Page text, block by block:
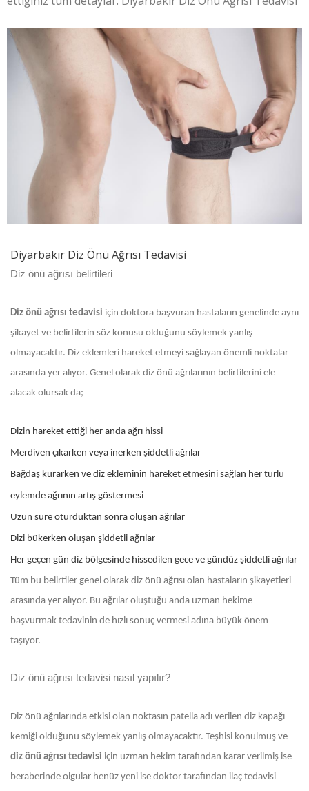
Diyarbakır Diz Önü Ağrısı Tedavisi
Diz önü ağrısı belirtileri
Diz önü ağrısı tedavisi için doktora başvuran hastaların genelinde aynı
şikayet ve belirtilerin söz konusu olduğunu söylemek yanlış
olmayacaktır. Diz eklemleri hareket etmeyi sağlayan önemli noktalar
arasında yer alıyor. Genel olarak diz önü ağrılarının belirtilerini ele
alacak olursak da;
Dizin hareket ettiği her anda ağrı hissi
Merdiven çıkarken veya inerken şiddetli ağrılar
Bağdaş kurarken ve diz ekleminin hareket etmesini sağlan her türlü
eylemde ağrının artış göstermesi
Uzun süre oturduktan sonra oluşan ağrılar
Dizi bükerken oluşan şiddetli ağrılar
Her geçen gün diz bölgesinde hissedilen gece ve gündüz şiddetli ağrılar
Tüm bu belirtiler genel olarak diz önü ağrısı olan hastaların şikayetleri
arasında yer alıyor. Bu ağrılar oluştuğu anda uzman hekime
başvurmak tedavinin de hızlı sonuç vermesi adına büyük önem
taşıyor.
Diz önü ağrısı tedavisi nasıl yapılır?
Diz önü ağrılarında etkisi olan noktasın patella adı verilen diz kapağı
kemiği olduğunu söylemek yanlış olmayacaktır. Teşhisi konulmuş ve
diz önü ağrısı tedavisi için uzman hekim tarafından karar verilmiş ise
beraberinde olgular henüz yeni ise doktor tarafından ilaç tedavisi